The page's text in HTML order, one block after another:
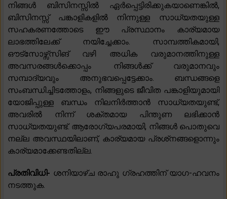
നിങ്ങൾ ബിസിനസ്സിൽ ഏർപ്പെട്ടിരിക്കുകയാണെങ്കിൽ,
ബിസിനസ്സ് പങ്കാളികളിൽ നിന്നുള്ള സാധ്യതയുള്ള
സഹകരണത്തോടെ ഈ പ്രസ്ഥാനം കാര്യമായ
ലാഭത്തിലേക്ക് നയിച്ചേക്കാം. സാമ്പത്തികമായി,
ഔട്സോഴ്സ്സിങ് വഴി അധിക വരുമാനത്തിനുള്ള
അവസരങ്ങൾക്കൊപ്പം നിങ്ങൾക്ക് വരുമാനവും
സമ്പാദ്യവും അനുഭവപ്പെട്ടേക്കാം. ബന്ധങ്ങളെ
സംബന്ധിച്ചിടത്തോളം, നിങ്ങളുടെ ജീവിത പങ്കാളിയുമായി
യോജിപ്പുള്ള ബന്ധം നിലനിർത്താൻ സാധ്യതയുണ്ട്,
അവരിൽ നിന്ന് ശക്തമായ പിന്തുണ ലഭിക്കാൻ
സാധ്യതയുണ്ട്. ആരോഗ്യപരമായി, നിങ്ങൾ പൊതുവെ
നല്ല അവസ്ഥയിലാണ്, കാര്യമായ പ്രശ്‌നങ്ങളൊന്നും
കാര്യമാക്കേണ്ടതില്ല.
പ്രതിവിധി- ശനിയാഴ്ച രാഹു ഗ്രഹത്തിന് യാഗ-ഹവനം
നടത്തുക.